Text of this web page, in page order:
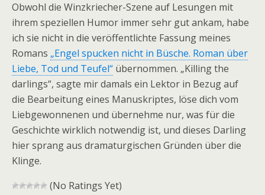
Obwohl die Winzkriecher-Szene auf Lesungen mit
ihrem speziellen Humor immer sehr gut ankam, habe
ich sie nicht in die veröffentlichte Fassung meines
Romans „Engel spucken nicht in Büsche. Roman über
Liebe, Tod und Teufel“ übernommen. „Killing the
darlings“, sagte mir damals ein Lektor in Bezug auf
die Bearbeitung eines Manuskriptes, löse dich vom
Liebgewonnenen und übernehme nur, was für die
Geschichte wirklich notwendig ist, und dieses Darling
hier sprang aus dramaturgischen Gründen über die
Klinge.
(No Ratings Yet)